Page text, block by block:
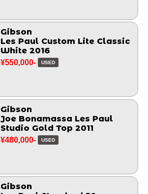
Gibson
Les Paul Custom Lite Classic
White 2016
¥550,000- USED
Gibson
Joe Bonamassa Les Paul
Studio Gold Top 2011
¥480,000- USED
Gibson